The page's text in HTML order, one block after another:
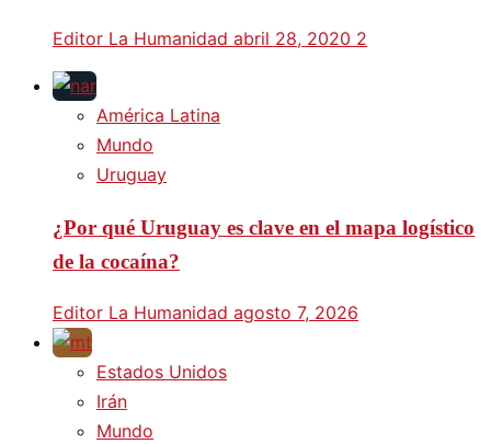
Editor La Humanidad abril 28, 2020 2
América Latina
Mundo
Uruguay
¿Por qué Uruguay es clave en el mapa logístico
de la cocaína?
Editor La Humanidad agosto 7, 2026
Estados Unidos
Irán
Mundo